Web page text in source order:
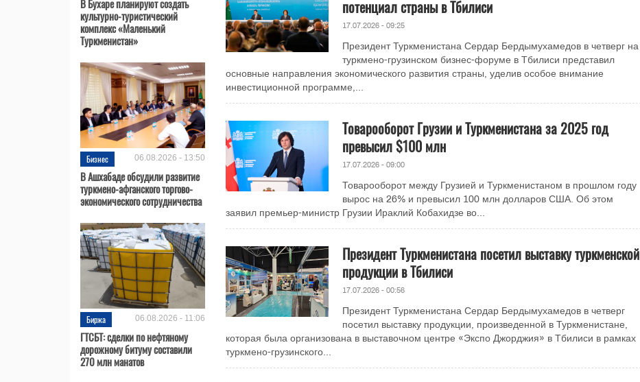
В Бухаре планируют создать
культурно-туристический
комплекс «Маленький
Туркменистан»
Бизнес 06.08.2026 - 13:50
В Ашхабаде обсудили развитие
туркмено-афганского торгово-
экономического сотрудничества
Биржа 06.08.2026 - 11:06
ГТСБТ: сделки по нефтяному
дорожному битуму составили
270 млн манатов
потенциал страны в Тбилиси
17.07.2026 - 09:25
Президент Туркменистана Сердар Бердымухамедов в четверг на
туркмено-грузинском бизнес-форуме в Тбилиси представил
основные направления экономического развития страны, уделив особое внимание
инвестиционной программе,...
Товарооборот Грузии и Туркменистана за 2025 год
превысил $100 млн
17.07.2026 - 09:00
Товарооборот между Грузией и Туркменистаном в прошлом году
вырос на 26% и превысил 100 млн долларов США. Об этом
заявил премьер-министр Грузии Ираклий Кобахидзе во...
Президент Туркменистана посетил выставку туркменской
продукции в Тбилиси
17.07.2026 - 00:56
Президент Туркменистана Сердар Бердымухамедов в четверг
посетил выставку продукции, произведенной в Туркменистане,
которая была организована в выставочном центре «Экспо Джорджия» в Тбилиси в рамках
туркмено-грузинского...